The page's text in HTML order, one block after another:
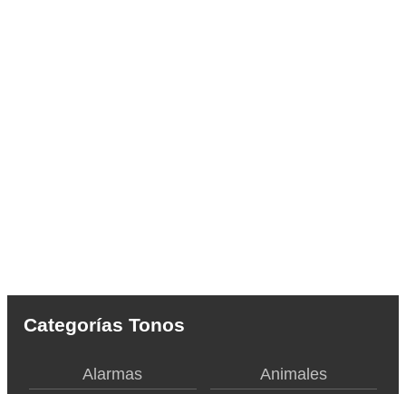
Categorías Tonos
Alarmas Animales